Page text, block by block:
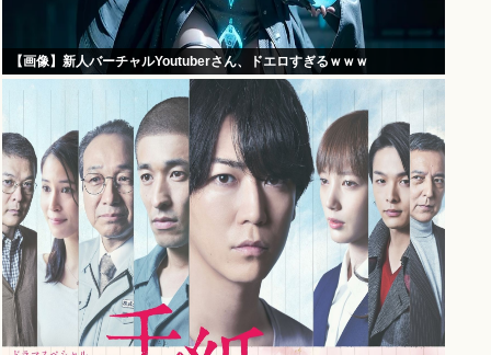
【画像】新人バーチャルYoutuberさん、ドエロすぎるｗｗｗ